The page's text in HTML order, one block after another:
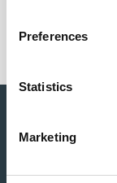
Preferences
Statistics
Marketing
Du